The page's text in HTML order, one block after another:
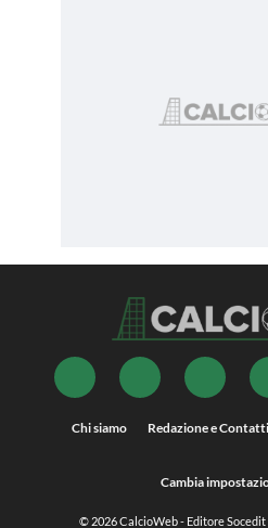
Chi siamo Redazione e Contatti
Cambia
© 2026CalcioWeb- Editore Socedit